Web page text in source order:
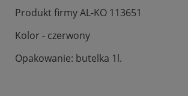
Produkt firmy AL-KO 113651
Kolor - czerwony
Opakowanie: butelka 1l.